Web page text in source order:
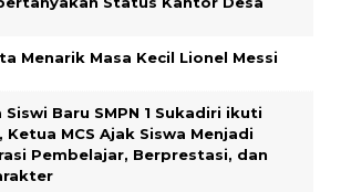
Menarik Masa Kecil Lionel Messi
Siswi Baru SMPN 1 Sukadiri ikuti
Ketua MCS Ajak Siswa Menjadi
Pembelajar, Berprestasi, dan